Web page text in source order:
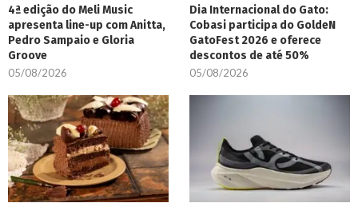
4ª edição do Meli Music
apresenta line-up com Anitta,
Pedro Sampaio e Gloria
Groove
05/08/2026
Dia Internacional do Gato:
Cobasi participa do GoldeN
GatoFest 2026 e oferece
descontos de até 50%
05/08/2026